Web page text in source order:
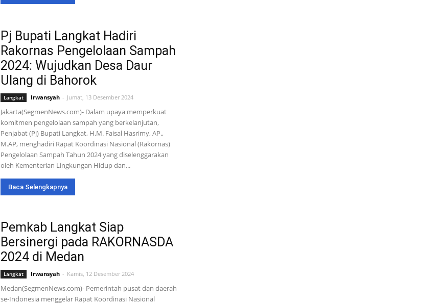
Pj Bupati Langkat Hadiri
Rakornas Pengelolaan Sampah
2024: Wujudkan Desa Daur
Ulang di Bahorok
Langkat Irwansyah - Jumat, 13 Desember 2024
Jakarta(SegmenNews.com)- Dalam upaya memperkuat
komitmen pengelolaan sampah yang berkelanjutan,
Penjabat (Pj) Bupati Langkat, H.M. Faisal Hasrimy, AP.,
M.AP, menghadiri Rapat Koordinasi Nasional (Rakornas)
Pengelolaan Sampah Tahun 2024 yang diselenggarakan
oleh Kementerian Lingkungan Hidup dan...
Baca Selengkapnya
Pemkab Langkat Siap
Bersinergi pada RAKORNASDA
2024 di Medan
Langkat Irwansyah - Kamis, 12 Desember 2024
Medan(SegmenNews.com)- Pemerintah pusat dan daerah
se-Indonesia menggelar Rapat Koordinasi Nasional